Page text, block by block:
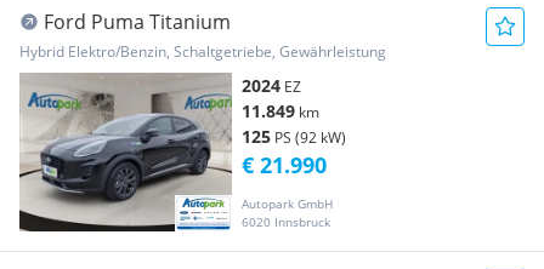
Ford Puma Titanium
Hybrid Elektro/Benzin, Schaltgetriebe, Gewährleistung
2024 EZ
11.849 km
125 PS (92 kW)
Autopark GmbH
6020 Innsbruck
€ 21.990